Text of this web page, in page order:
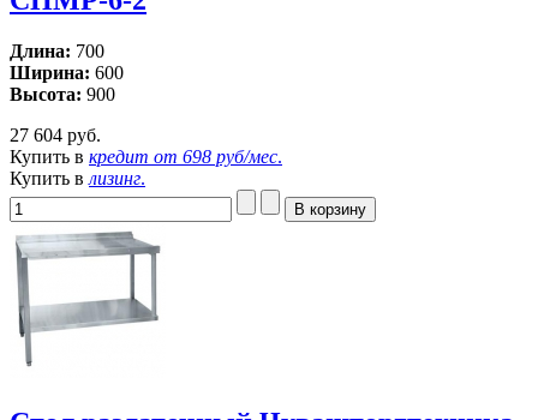
Длина: 700
Ширина: 600
Высота: 900
27 604 руб.
Купить в кредит от 698 руб/мес.
Купить в лизинг.